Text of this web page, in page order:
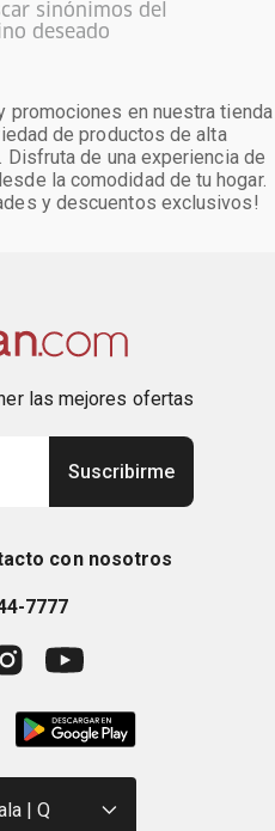
sinónimos del
deseado
promociones en nuestra tienda
de productos de alta
de una experiencia de
la comodidad de tu hogar.
y descuentos exclusivos!
las mejores ofertas
Suscribirme
con nosotros
7777
| Q